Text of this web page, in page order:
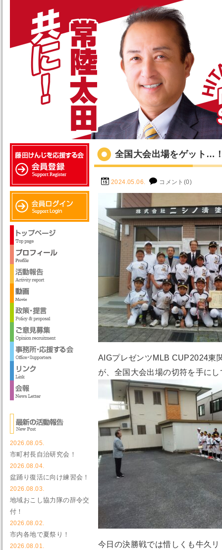
全国大会出場をゲット…
2024.05.06. コメント(0)
AIGプレゼンツMLB CUP2024東
が、全国大会出場の切符を手に
今日の決勝戦では惜しくも牛久
2026.08.05.
市町村長自治研究会！
2026.08.04.
盆踊り復活に向け練習会！
2026.08.03.
地域おこし協力隊の辞令交
付！
2026.08.02.
市内各地で夏祭り！
2026.08.01.